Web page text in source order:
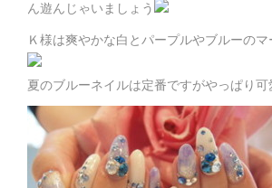
ん遊んじゃいましょう
Ｋ様は爽やかな白とパープルやブルーの
夏のブルーネイルは定番ですがやっぱり可